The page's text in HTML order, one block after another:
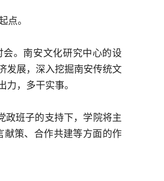
点。
。南安文化研究中心的设
发展，深入挖掘南安传统文
，多干实事。
政班子的支持下，学院将主
献策、合作共建等方面的作